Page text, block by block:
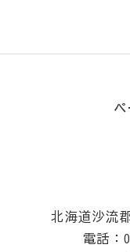
ペ
北海道沙流
電話：